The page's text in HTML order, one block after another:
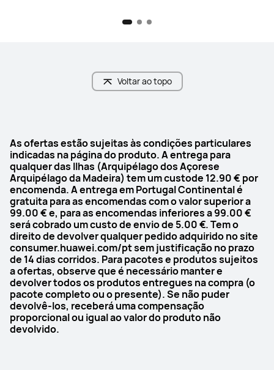
Voltar ao topo
As ofertas estão sujeitas às condições particulares
indicadas na página do produto. A entrega para
qualquer das llhas (Arquipélago dos Açorese
Arquipélago da Madeira) tem um custode 12.90 € por
encomenda. A entrega em Portugal Continental é
gratuita para as encomendas com o valor superior a
99.00 € e, para as encomendas inferiores a 99.00 €
será cobrado um custo de envio de 5.00 €. Tem o
direito de devolver qualquer pedido adquirido no site
consumer.huawei.com/pt sem justificação no prazo
de 14 dias corridos. Para pacotes e produtos sujeitos
a ofertas, observe que é necessário manter e
devolver todos os produtos entregues na compra (o
pacote completo ou o presente). Se não puder
devolvê-los, receberá uma compensação
proporcional ou igual ao valor do produto não
devolvido.